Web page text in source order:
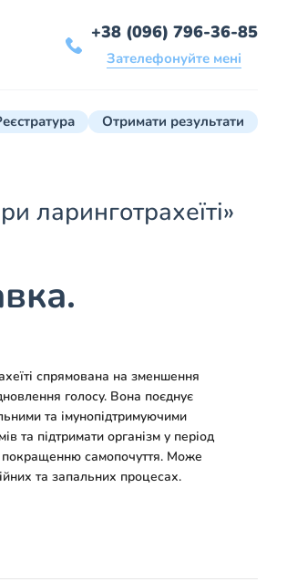
+38 (096) 796-36-85
Зателефонуйте мені
Отримати результати
ларинготрахеїті»
спрямована на зменшення
голосу. Вона поєднує
та імунопідтримуючими
та підтримати організм у період
самопочуття. Може
та запальних процесах.